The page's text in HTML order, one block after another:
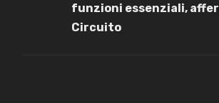
funzioni essenziali,
Circuito